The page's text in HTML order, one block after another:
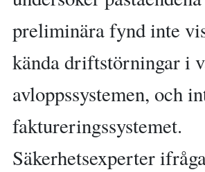
preliminära fynd inte
kända driftstörningar i
avloppssystemen, och
faktureringssystemet.
Säkerhetsexperter